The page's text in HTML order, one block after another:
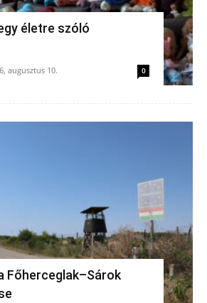
életre szóló
augusztus 10. 0
Főherceglak–Sárok